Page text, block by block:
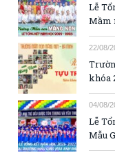
Lễ
Mầm
22/08/
khóa
04/08/
Lễ
Mẫu